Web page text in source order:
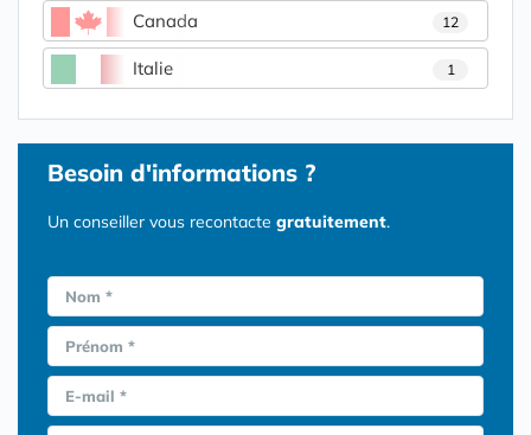
Canada 12
Italie 1
Besoin d'informations ?
Un conseiller vous recontacte gratuitement.
Nom *
Prénom *
E-mail *